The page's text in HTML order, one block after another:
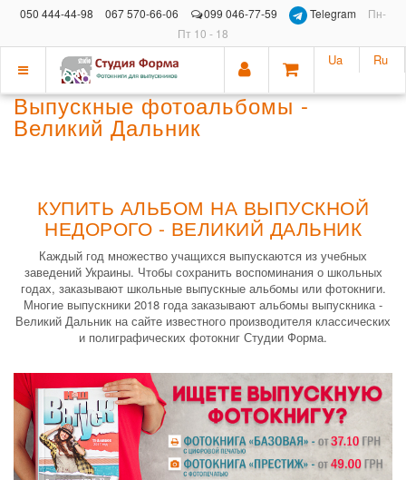
050 444-44-98 067 570-66-06 099 046-77-59 Telegram
Пн-
Пт 10 - 18
Показать
меню
Ua Ru
Выпускные фотоальбомы -
Великий Дальник
КУПИТЬ АЛЬБОМ НА ВЫПУСКНОЙ
НЕДОРОГО - ВЕЛИКИЙ ДАЛЬНИК
Каждый год множество учащихся выпускаются из учебных
заведений Украины. Чтобы сохранить воспоминания о школьных
годах, заказывают школьные выпускные альбомы или фотокниги.
Многие выпускники 2018 года заказывают альбомы выпускника -
Великий Дальник на сайте известного производителя классических
и полиграфических фотокниг Студии Форма.